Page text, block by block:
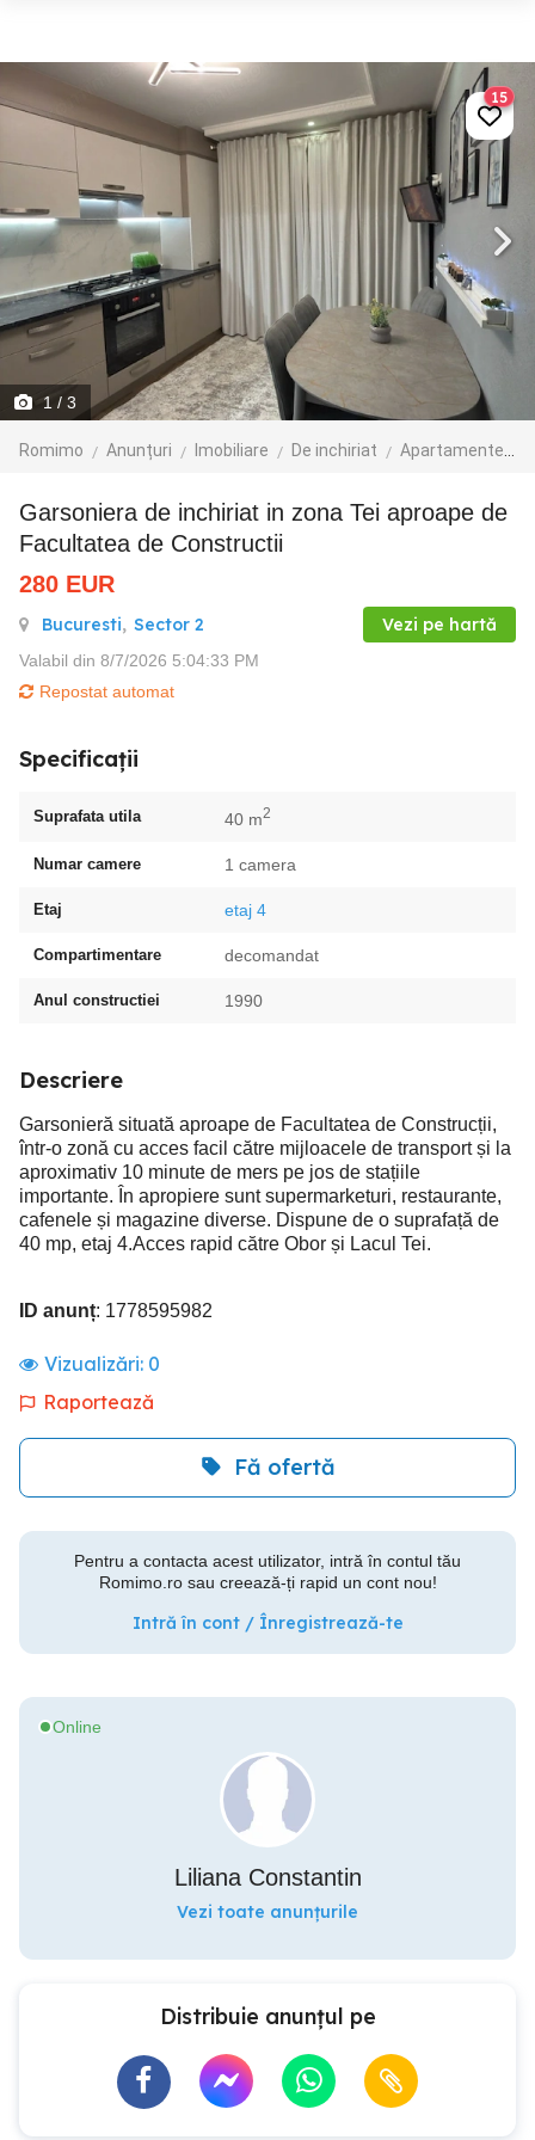
1 / 3
Romimo Anunțuri Imobiliare De inchiriat Apartamente de inchiriat
15
Garsoniera de inchiriat in zona Tei aproape de
Facultatea de Constructii
280 EUR
Bucuresti, Sector 2 Vezi pe hartă
Valabil din 8/7/2026 5:04:33 PM
Repostat automat
Specificații
Suprafata utila 40 m2
Numar camere 1 camera
Etaj etaj 4
Compartimentare decomandat
Anul constructiei 1990
Descriere
Garsonieră situată aproape de Facultatea de Construcții,
într-o zonă cu acces facil către mijloacele de transport și la
aproximativ 10 minute de mers pe jos de stațiile
importante. În apropiere sunt supermarketuri, restaurante,
cafenele și magazine diverse. Dispune de o suprafață de
40 mp, etaj 4.Acces rapid către Obor și Lacul Tei.
ID anunț: 1778595982
Vizualizări: 0
Raportează
Fă ofertă
Pentru a contacta acest utilizator, intră în contul tău
Romimo.ro sau creează-ți rapid un cont nou!
Intră în cont / Înregistrează-te
Online
Liliana Constantin
Vezi toate anunțurile
Distribuie anunțul pe